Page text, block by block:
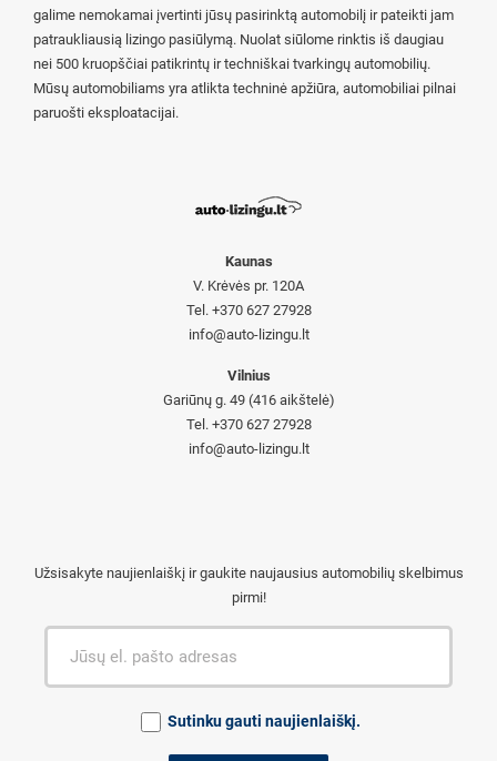
galime nemokamai įvertinti jūsų pasirinktą automobilį ir pateikti jam
patraukliausią lizingo pasiūlymą. Nuolat siūlome rinktis iš daugiau
nei 500 kruopščiai patikrintų ir techniškai tvarkingų automobilių.
Mūsų automobiliams yra atlikta techninė apžiūra, automobiliai pilnai
paruošti eksploatacijai.
Kaunas
V. Krėvės pr. 120A
Tel. +370 627 27928
info@auto-lizingu.lt
Vilnius
Gariūnų g. 49 (416 aikštelė)
Tel. +370 627 27928
info@auto-lizingu.lt
Užsisakyte naujienlaiškį ir gaukite naujausius automobilių skelbimus
pirmi!
Sutinku gauti naujienlaiškį.